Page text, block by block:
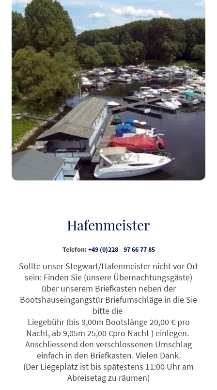
Hafenmeister
Telefon:+49 (0)228 - 97 66 77 85
Sollte unser Stegwart/Hafenmeister nicht vor Ort
sein: Finden Sie (unsere Übernachtungsgäste)
über unserem Briefkasten neben der
Bootshauseingangstür Briefumschläge in die Sie
bitte die
Liegebühr (bis 9,00m Bootslänge 20,00 € pro
Nacht, ab 9,05m 25,00 €pro Nacht ) einlegen.
Anschliessend den verschlossenen Umschlag
einfach in den Briefkasten. Vielen Dank.
(Der Liegeplatz ist bis spätestens 11:00 Uhr am
Abreisetag zu räumen)